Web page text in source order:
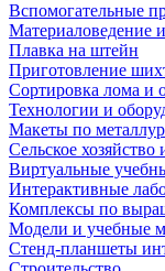
Вспомогательные
Материаловедение
Плавка на штейн
Приготовление
Сортировка лома и
Технологии и
Макеты по
Сельское хозяйство
Виртуальные
Интерактивные
Комплексы по
Модели и учебные
Стенд-планшеты